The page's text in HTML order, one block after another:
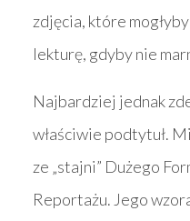
zdjęcia, które
lekturę, gdyby nie
Najbardziej jednak
właściwie podtytuł.
ze „stajni” Dużego
Reportażu. Jego